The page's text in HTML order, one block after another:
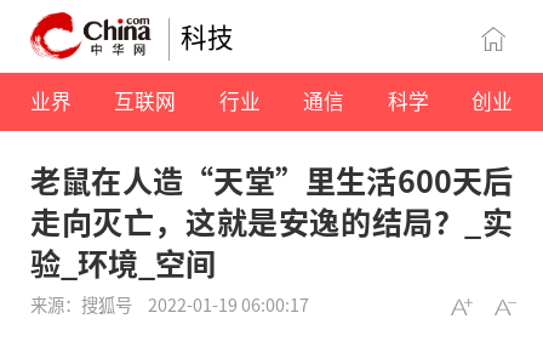
科技
业界 互联网 行业 通信 科学 创业
老鼠在人造“天堂”里生活600天后
走向灭亡，这就是安逸的结局？_实
验_环境_空间
来源：搜狐号 2022-01-19 06:00:17